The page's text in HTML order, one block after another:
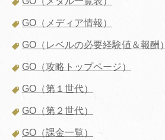
GO（メディア情報）
GO（レベルの必要経験値＆報酬）
GO（攻略トップページ）
GO（第１世代）
GO（第２世代）
GO（課金一覧）